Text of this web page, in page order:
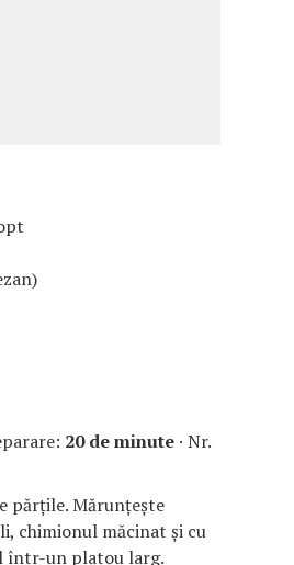
20 de minute · Nr.
părţile. Mărunţeşte
chimionul măcinat şi cu
într-un platou larg.